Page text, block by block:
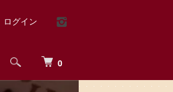
0
ログイン